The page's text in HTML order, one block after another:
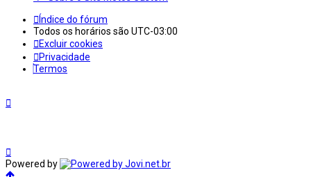
Índice do fórum
Todos os horários são UTC-03:00
Excluir cookies
Privacidade
Termos
Powered by